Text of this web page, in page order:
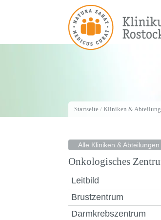
Startseite / Kliniken &
Alle Kliniken & Abteilungen
Onkologisches
Leitbild
Brustzentrum
Darmkrebszentrum